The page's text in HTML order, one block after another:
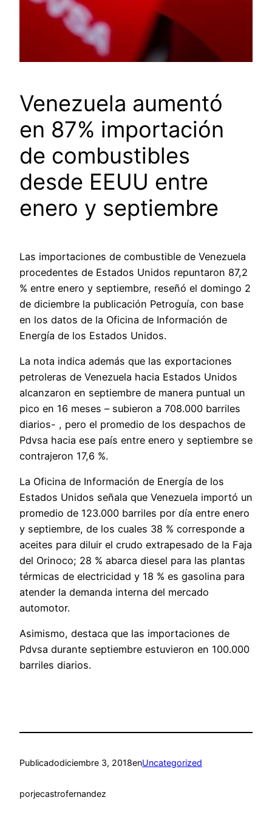
Venezuela aumentó
en 87% importación
de combustibles
desde EEUU entre
enero y septiembre
Las importaciones de combustible de Venezuela
procedentes de Estados Unidos repuntaron 87,2
% entre enero y septiembre, reseñó el domingo 2
de diciembre la publicación Petroguía, con base
en los datos de la Oficina de Información de
Energía de los Estados Unidos.
La nota indica además que las exportaciones
petroleras de Venezuela hacia Estados Unidos
alcanzaron en septiembre de manera puntual un
pico en 16 meses – subieron a 708.000 barriles
diarios- , pero el promedio de los despachos de
Pdvsa hacia ese país entre enero y septiembre se
contrajeron 17,6 %.
La Oficina de Información de Energía de los
Estados Unidos señala que Venezuela importó un
promedio de 123.000 barriles por día entre enero
y septiembre, de los cuales 38 % corresponde a
aceites para diluir el crudo extrapesado de la Faja
del Orinoco; 28 % abarca diesel para las plantas
térmicas de electricidad y 18 % es gasolina para
atender la demanda interna del mercado
automotor.
Asimismo, destaca que las importaciones de
Pdvsa durante septiembre estuvieron en 100.000
barriles diarios.
Publicadodiciembre 3, 2018enUncategorized
porjecastrofernandez